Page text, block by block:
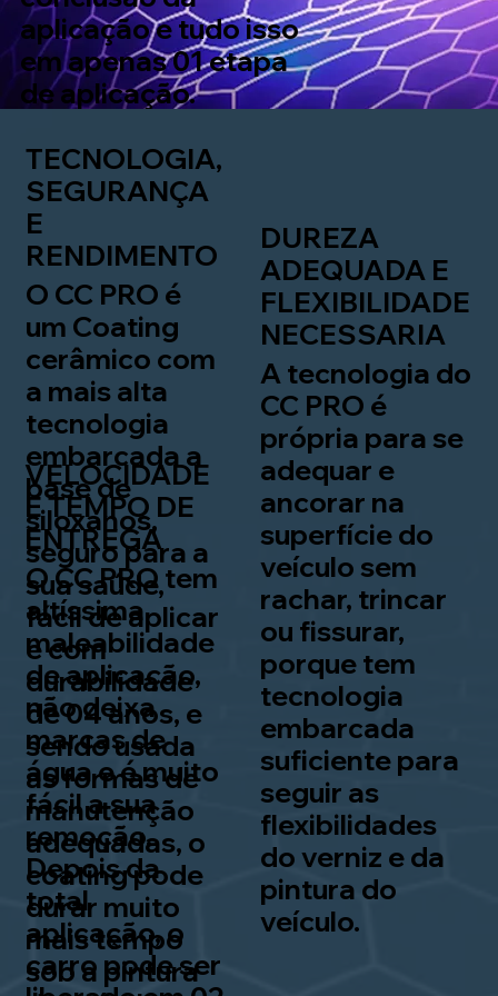
aplicaçãoe tudo isso
em apenas 01 etapa
de aplicação.
TECNOLOGIA,
SEGURANÇA
E
RENDIMENTO
O CC PRO é
um Coating
cerâmico com
a mais alta
tecnologia
embarcada a
base de
siloxanos,
seguro para a
sua saúde,
fácil de aplicar
e com
durabilidade
de 04 anos, e
sendo usada
as formas de
manutenção
adequadas, o
coating pode
durar muito
mais tempo
sob a pintura
DUREZA
ADEQUADA E
FLEXIBILIDADE
NECESSARIA
A tecnologia do
CC PRO é
própria para se
adequar e
ancorar na
superfície do
veículo sem
rachar, trincar
ou fissurar,
porque tem
tecnologia
embarcada
suficiente para
seguir as
flexibilidades
do verniz e da
pintura do
veículo.
VELOCIDADE
E TEMPO DE
ENTREGA
O CC PRO tem
altíssima
maleabilidade
de aplicação,
não deixa
marcas de
água e é muito
fácil a sua
remoção.
Depois da
total
aplicação, o
carro pode ser